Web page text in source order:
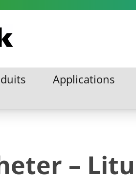
Applications
Applications
–